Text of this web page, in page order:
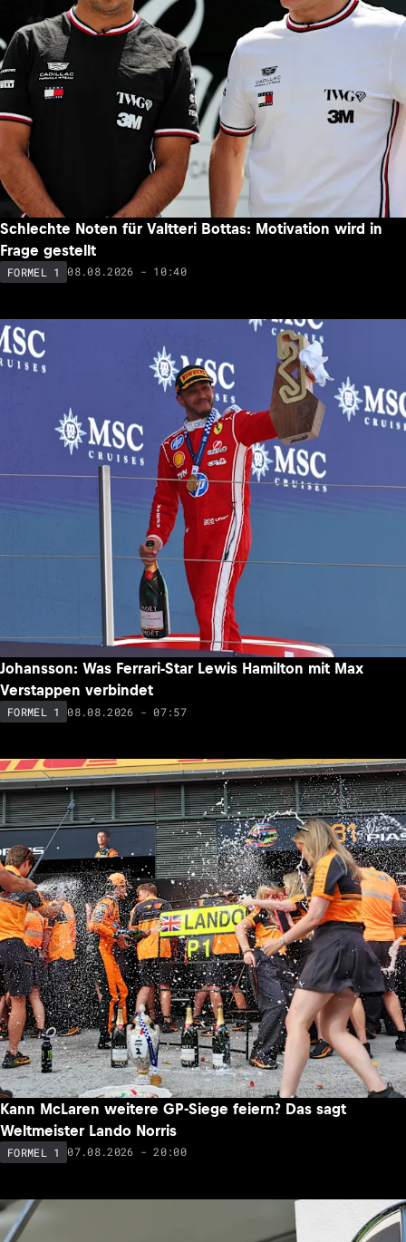
Schlechte Noten für Valtteri Bottas: Motivation wird in
Frage gestellt
FORMEL 1 08.08.2026 - 10:40
Johansson: Was Ferrari-Star Lewis Hamilton mit Max
Verstappen verbindet
FORMEL 1 08.08.2026 - 07:57
Kann McLaren weitere GP-Siege feiern? Das sagt
Weltmeister Lando Norris
FORMEL 1 07.08.2026 - 20:00